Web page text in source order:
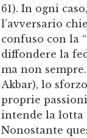
61). In ogni
l’avversario
confuso con la
diffondere la
ma non
Akbar), lo
proprie
intende la lotta
Nonostante